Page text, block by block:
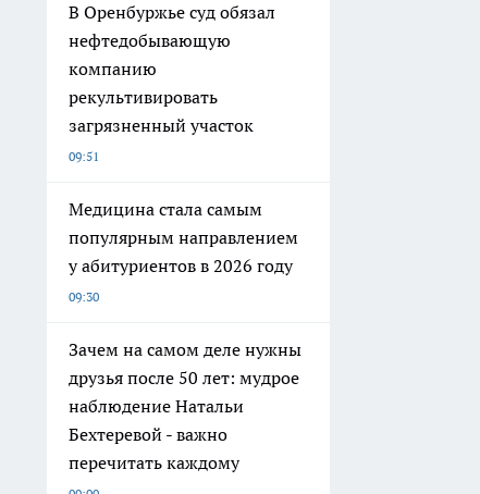
В Оренбуржье суд обязал
нефтедобывающую
компанию
рекультивировать
загрязненный участок
09:51
Медицина стала самым
популярным направлением
у абитуриентов в 2026 году
09:30
Зачем на самом деле нужны
друзья после 50 лет: мудрое
наблюдение Натальи
Бехтеревой - важно
перечитать каждому